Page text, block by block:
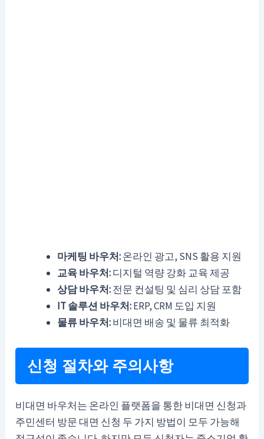
마케팅 바우처:온라인 광고, SNS 활용 지원
교육 바우처:디지털 역량 강화 교육 제공
상담 바우처:전문 컨설팅 및 심리 상담 포함
IT 솔루션 바우처:ERP, CRM 도입 지원
물류 바우처:비대면 배송 및 물류 최적화
신청 절차와 주의사항
비대면 바우처는 온라인 플랫폼을 통한 비대면 신청과
주민센터 방문 대면 신청 두 가지 방법이 모두 가능해